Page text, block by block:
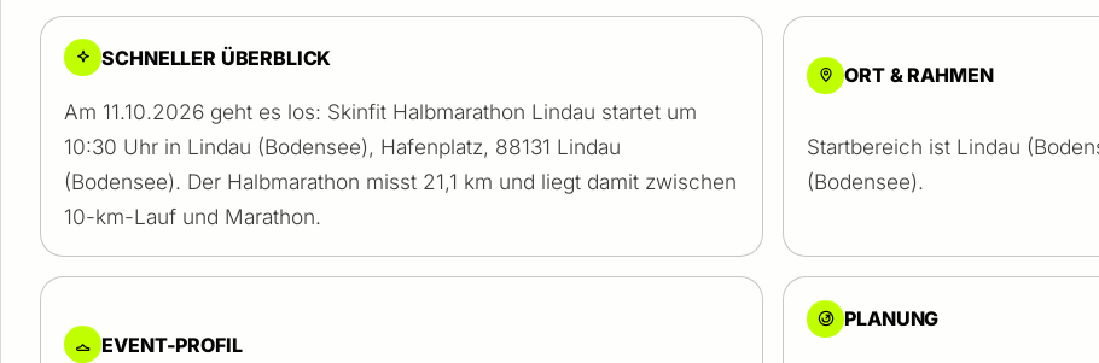
SCHNELLER ÜBERBLICK
Am 11.10.2026 geht es los: Skinfit Halbmarathon Lindau startet um
10:30 Uhr in Lindau (Bodensee), Hafenplatz, 88131 Lindau
(Bodensee). Der Halbmarathon misst 21,1 km und liegt damit zwischen
10-km-Lauf und Marathon.
ORT & RAHMEN
Startbereich ist Lindau
(Bodensee).
EVENT-PROFIL
PLANUNG